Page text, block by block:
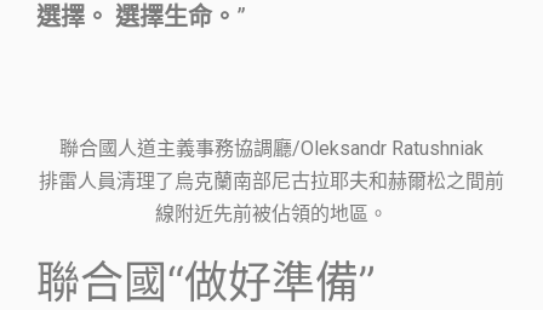
選擇。 選擇生命。 ”
聯合國人道主義事務協調廳/Oleksandr Ratushniak
排雷人員清理了烏克蘭南部尼古拉耶夫和赫爾松之間前
線附近先前被佔領的地區。
聯合國“做好準備”